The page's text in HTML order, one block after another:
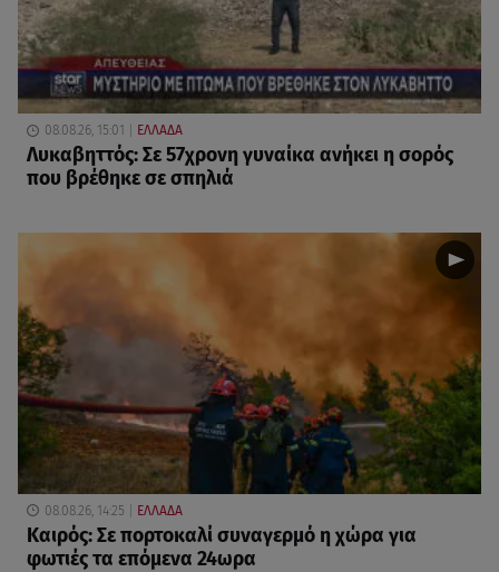
08.08.26, 15:01 ΕΛΛΑΔΑ
Λυκαβηττός: Σε 57χρονη γυναίκα ανήκει η σορός
που βρέθηκε σε σπηλιά
08.08.26, 14:25 ΕΛΛΑΔΑ
Καιρός: Σε πορτοκαλί συναγερμό η χώρα για
φωτιές τα επόμενα 24ωρα